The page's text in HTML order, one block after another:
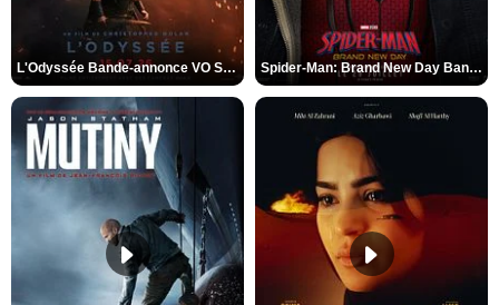
L'Odyssée Bande-annonce VO STFR Spider-Man: Brand New Day Bande-annonce VO STFR